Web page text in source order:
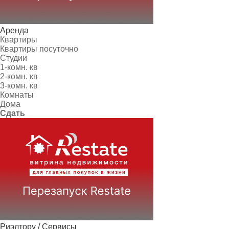
Аренда
Квартиры
Квартиры посуточно
Студии
1-комн. кв
2-комн. кв
3-комн. кв
Комнаты
Дома
Сдать
Риэлтору / Сервисы